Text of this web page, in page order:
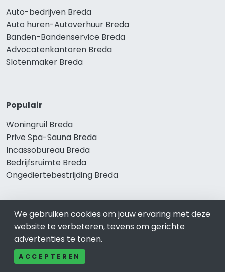
Auto-bedrijven Breda
Auto huren-Autoverhuur Breda
Banden-Bandenservice Breda
Advocatenkantoren Breda
Slotenmaker Breda
Populair
Woningruil Breda
Prive Spa-Sauna Breda
Incassobureau Breda
Bedrijfsruimte Breda
Ongediertebestrijding Breda
We gebruiken cookies om jouw ervaring met deze
website te verbeteren, tevens om gerichte
advertenties te tonen.
ACCEPTEREN